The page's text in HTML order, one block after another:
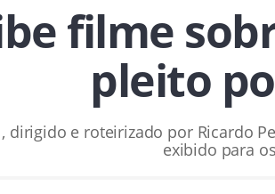
filme
pleito
dirigido e roteirizado por Ricardo
exibido para